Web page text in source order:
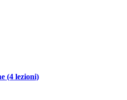
(4 lezioni)